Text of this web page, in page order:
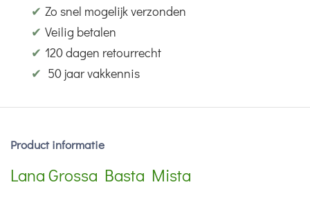
✔ Zo snel mogelijk verzonden
✔ Veilig betalen
✔ 120 dagen retourrecht
✔ 50 jaar vakkennis
Product informatie
Lana Grossa Basta Mista